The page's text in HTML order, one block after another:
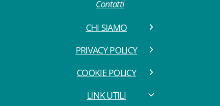
Contatti
CHI SIAMO
PRIVACY POLICY
COOKIE POLICY
LINK UTILI